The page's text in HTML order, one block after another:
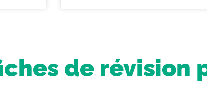
de révision